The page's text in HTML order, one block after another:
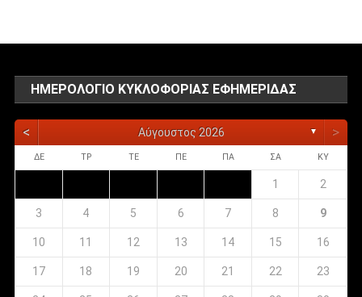
ΗΜΕΡΟΛΌΓΙΟ ΚΥΚΛΟΦΟΡΊΑΣ ΕΦΗΜΕΡΊΔΑΣ
< Αύγουστος 2026 ▼ >
ΔΕ ΤΡ ΤΕ ΠΕ ΠΑ ΣΑ ΚΥ
1 2
3 4 5 6 7 8 9
10 11 12 13 14 15 16
17 18 19 20 21 22 23